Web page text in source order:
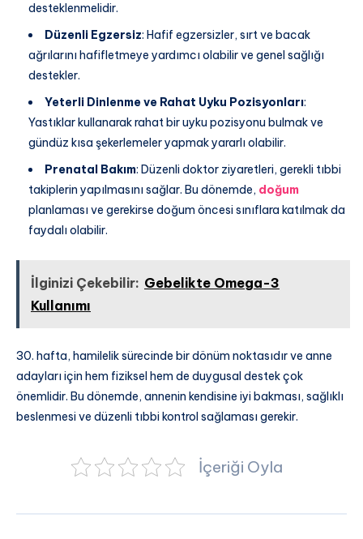
desteklenmelidir.
Düzenli Egzersiz: Hafif egzersizler, sırt ve bacak
ağrılarını hafifletmeye yardımcı olabilir ve genel sağlığı
destekler.
Yeterli Dinlenme ve Rahat Uyku Pozisyonları:
Yastıklar kullanarak rahat bir uyku pozisyonu bulmak ve
gündüz kısa şekerlemeler yapmak yararlı olabilir.
Prenatal Bakım: Düzenli doktor ziyaretleri, gerekli tıbbi
takiplerin yapılmasını sağlar. Bu dönemde, doğum
planlaması ve gerekirse doğum öncesi sınıflara katılmak da
faydalı olabilir.
İlginizi Çekebilir: Gebelikte Omega-3
Kullanımı
30. hafta, hamilelik sürecinde bir dönüm noktasıdır ve anne
adayları için hem fiziksel hem de duygusal destek çok
önemlidir. Bu dönemde, annenin kendisine iyi bakması, sağlıklı
beslenmesi ve düzenli tıbbi kontrol sağlaması gerekir.
İçeriği Oyla